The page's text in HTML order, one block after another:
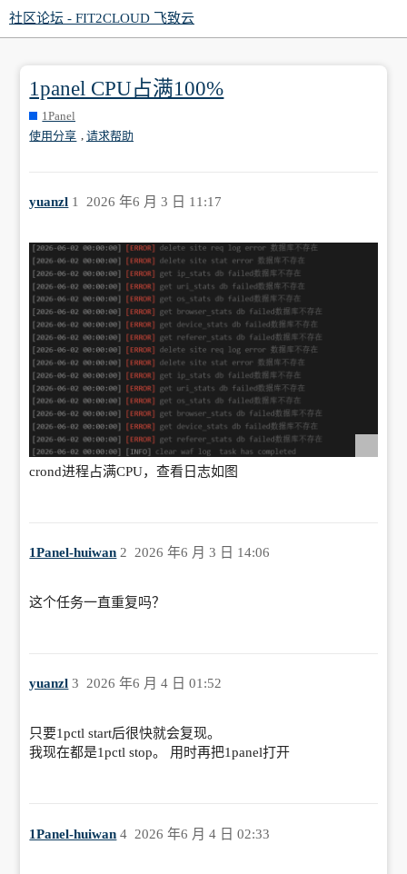
社区论坛 - FIT2CLOUD 飞致云
1panel CPU占满100%
1Panel
使用分享
请求帮助
yuanzl 2026 年6 月 3 日 11:17
1
crond进程占满CPU，查看日志如图
1Panel-huiwan 2026 年6 月 3 日 14:06
2
这个任务一直重复吗？
yuanzl 2026 年6 月 4 日 01:52
3
只要1pctl start后很快就会复现。
我现在都是1pctl stop。 用时再把1panel打开
1Panel-huiwan 2026 年6 月 4 日 02:33
4